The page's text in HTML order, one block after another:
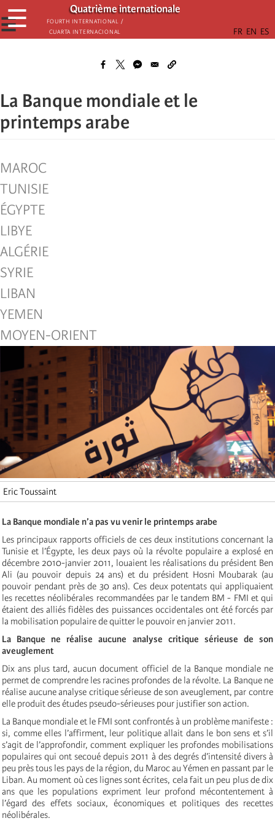
Aller
au
contenu
Quatrième internationale
Fourth International /
Cuarta Internacional
☰
☰
La Banque mondiale et le
printemps arabe
MAROC
TUNISIE
ÉGYPTE
LIBYE
ALGÉRIE
SYRIE
LIBAN
YEMEN
MOYEN-ORIENT
Eric Toussaint
La Banque mondiale n’a pas vu venir le printemps arabe
Les principaux rapports officiels de ces deux institutions concernant la
Tunisie et l’Égypte, les deux pays où la révolte populaire a explosé en
décembre 2010-janvier 2011, louaient les réalisations du président Ben
Ali (au pouvoir depuis 24 ans) et du président Hosni Moubarak (au
pouvoir pendant près de 30 ans). Ces deux potentats qui appliquaient
les recettes néolibérales recommandées par le tandem BM - FMI et qui
étaient des alliés fidèles des puissances occidentales ont été forcés par
la mobilisation populaire de quitter le pouvoir en janvier 2011.
La Banque ne réalise aucune analyse critique sérieuse de son
aveuglement
Dix ans plus tard, aucun document officiel de la Banque mondiale ne
permet de comprendre les racines profondes de la révolte. La Banque ne
réalise aucune analyse critique sérieuse de son aveuglement, par contre
elle produit des études pseudo-sérieuses pour justifier son action.
La Banque mondiale et le FMI sont confrontés à un problème manifeste :
si, comme elles l’affirment, leur politique allait dans le bon sens et s’il
s’agit de l’approfondir, comment expliquer les profondes mobilisations
populaires qui ont secoué depuis 2011 à des degrés d’intensité divers à
peu près tous les pays de la région, du Maroc au Yémen en passant par le
Liban. Au moment où ces lignes sont écrites, cela fait un peu plus de dix
ans que les populations expriment leur profond mécontentement à
l’égard des effets sociaux, économiques et politiques des recettes
néolibérales.